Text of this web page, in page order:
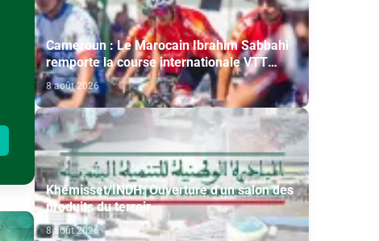
Cameroun : Le Marocain Ibrahim Sabbahi
remporte la course internationale VTT
"Chantal Biya"
8 août 2026
Khémisset/INDH: Ouverture d'un salon des
produits du terroir
8 août 2026